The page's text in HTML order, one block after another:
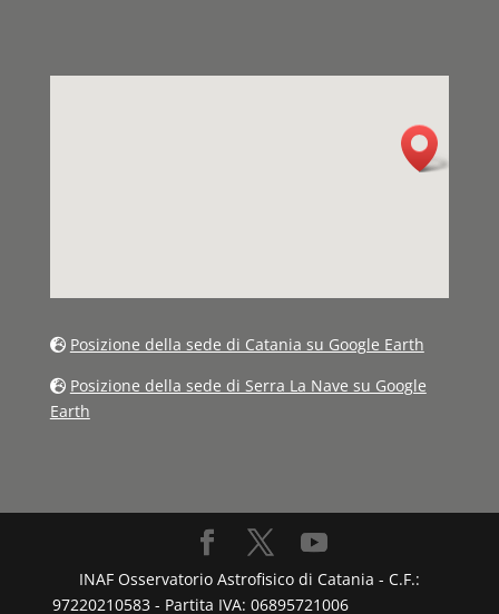
Posizione della sede di Catania su Google Earth
Posizione della sede di Serra La Nave su Google
Earth
INAF Osservatorio Astrofisico di Catania - C.F.:
97220210583 - Partita IVA: 06895721006